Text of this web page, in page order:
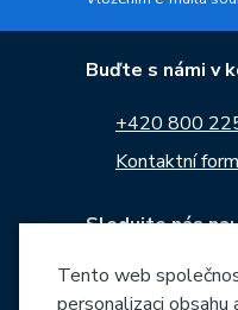
Buďte s námi v
+420 800
Kontaktní
Sledujte nás na:
Tento web
personalizaci